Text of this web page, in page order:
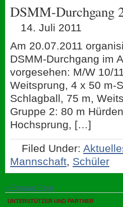
DSMM-Durchgang
14. Juli 2011
Am 20.07.2011
DSMM-Durchgang im
vorgesehen: M/W 10/
Weitsprung, 4 x 50 m-
Schlagball, 75 m,
Gruppe 2: 80 m
Hochsprung, […]
Filed Under:
Mannschaft, Schüler
« Previous Page
UNTERSTÜTZER UND PARTNER